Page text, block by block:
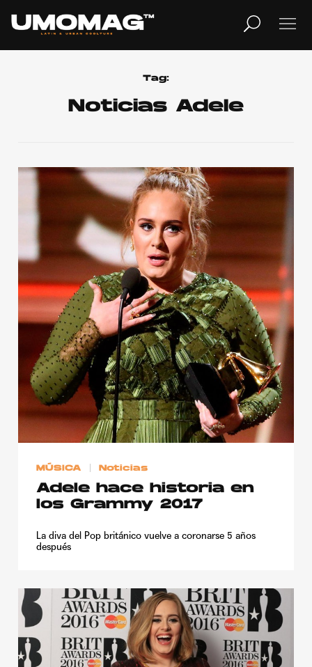
Home
Cover Story
Publicidad
Contacto
Aviso Legal
© 2015-2022 UMOMAG. PROPIEDAD DE UMO agency. TODOS LOS
DERECHOS RESERVADOS.
Tag:
Noticias Adele
MÚSICA Noticias
Adele hace historia en
los Grammy 2017
La diva del Pop británico vuelve a coronarse 5 años
después